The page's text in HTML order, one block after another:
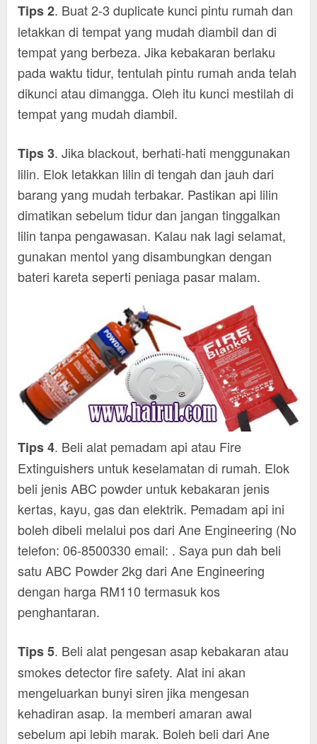
Tips 2. Buat 2-3 duplicate kunci pintu rumah dan
letakkan di tempat yang mudah diambil dan di
tempat yang berbeza. Jika kebakaran berlaku
pada waktu tidur, tentulah pintu rumah anda telah
dikunci atau dimangga. Oleh itu kunci mestilah di
tempat yang mudah diambil.
Tips 3. Jika blackout, berhati-hati menggunakan
lilin. Elok letakkan lilin di tengah dan jauh dari
barang yang mudah terbakar. Pastikan api lilin
dimatikan sebelum tidur dan jangan tinggalkan
lilin tanpa pengawasan. Kalau nak lagi selamat,
gunakan mentol yang disambungkan dengan
bateri kareta seperti peniaga pasar malam.
Tips 4. Beli alat pemadam api atau Fire
Extinguishers untuk keselamatan di rumah. Elok
beli jenis ABC powder untuk kebakaran jenis
kertas, kayu, gas dan elektrik. Pemadam api ini
boleh dibeli melalui pos dari Ane Engineering (No
telefon: 06-8500330 email: . Saya pun dah beli
satu ABC Powder 2kg dari Ane Engineering
dengan harga RM110 termasuk kos
penghantaran.
Tips 5. Beli alat pengesan asap kebakaran atau
smokes detector fire safety. Alat ini akan
mengeluarkan bunyi siren jika mengesan
kehadiran asap. Ia memberi amaran awal
sebelum api lebih marak. Boleh beli dari Ane